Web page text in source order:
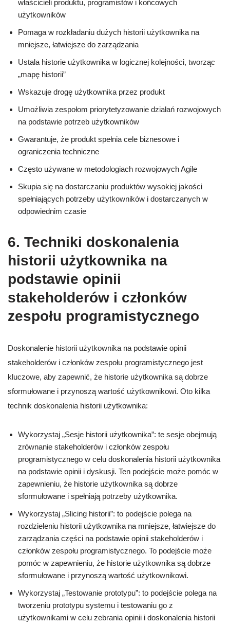
właścicieli produktu, programistów i końcowych
użytkowników
Pomaga w rozkładaniu dużych historii użytkownika na
mniejsze, łatwiejsze do zarządzania
Ustala historie użytkownika w logicznej kolejności, tworząc
„mapę historii”
Wskazuje drogę użytkownika przez produkt
Umożliwia zespołom priorytetyzowanie działań rozwojowych
na podstawie potrzeb użytkowników
Gwarantuje, że produkt spełnia cele biznesowe i
ograniczenia techniczne
Często używane w metodologiach rozwojowych Agile
Skupia się na dostarczaniu produktów wysokiej jakości
spełniających potrzeby użytkowników i dostarczanych w
odpowiednim czasie
6. Techniki doskonalenia
historii użytkownika na
podstawie opinii
stakeholderów i członków
zespołu programistycznego
Doskonalenie historii użytkownika na podstawie opinii
stakeholderów i członków zespołu programistycznego jest
kluczowe, aby zapewnić, że historie użytkownika są dobrze
sformułowane i przynoszą wartość użytkownikowi. Oto kilka
technik doskonalenia historii użytkownika:
Wykorzystaj „Sesje historii użytkownika”: te sesje obejmują
zrównanie stakeholderów i członków zespołu
programistycznego w celu doskonalenia historii użytkownika
na podstawie opinii i dyskusji. Ten podejście może pomóc w
zapewnieniu, że historie użytkownika są dobrze
sformułowane i spełniają potrzeby użytkownika.
Wykorzystaj „Slicing historii”: to podejście polega na
rozdzieleniu historii użytkownika na mniejsze, łatwiejsze do
zarządzania części na podstawie opinii stakeholderów i
członków zespołu programistycznego. To podejście może
pomóc w zapewnieniu, że historie użytkownika są dobrze
sformułowane i przynoszą wartość użytkownikowi.
Wykorzystaj „Testowanie prototypu”: to podejście polega na
tworzeniu prototypu systemu i testowaniu go z
użytkownikami w celu zebrania opinii i doskonalenia historii